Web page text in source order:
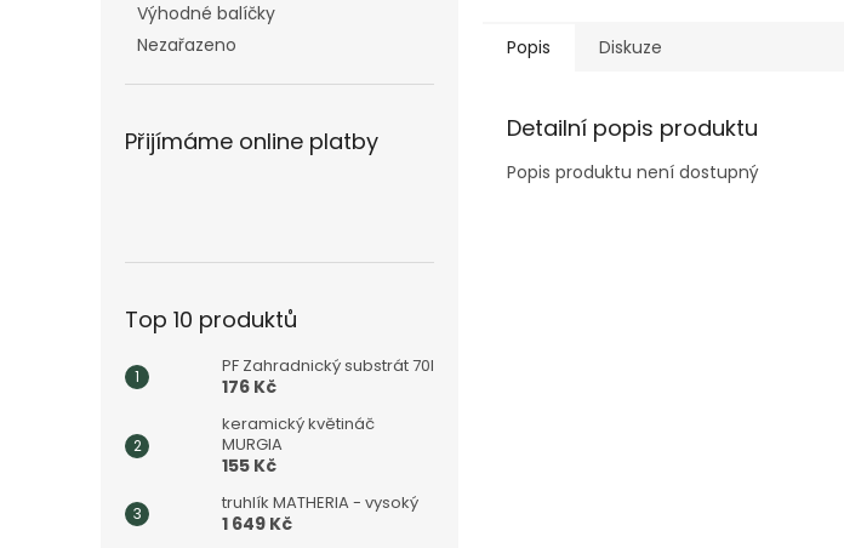
Výhodné balíčky
Nezařazeno
Přijímáme online platby
Top 10 produktů
PF Zahradnický substrát 70l
176 Kč
keramický květináč
MURGIA
155 Kč
truhlík MATHERIA - vysoký
1 649 Kč
Popis Diskuze
Detailní popis produktu
Popis produktu není dostupný